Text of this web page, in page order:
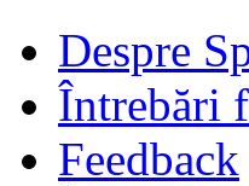
Despre
Întrebări
Feedback